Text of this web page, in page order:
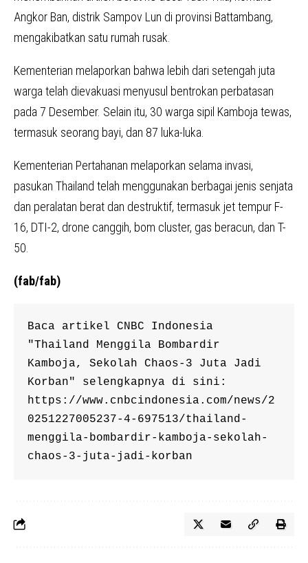
Angkor Ban, distrik Sampov Lun di provinsi Battambang,
mengakibatkan satu rumah rusak.
Kementerian melaporkan bahwa lebih dari setengah juta
warga telah dievakuasi menyusul bentrokan perbatasan
pada 7 Desember. Selain itu, 30 warga sipil Kamboja tewas,
termasuk seorang bayi, dan 87 luka-luka.
Kementerian Pertahanan melaporkan selama invasi,
pasukan Thailand telah menggunakan berbagai jenis senjata
dan peralatan berat dan destruktif, termasuk jet tempur F-
16, DTI-2, drone canggih, bom cluster, gas beracun, dan T-
50.
(fab/fab)
Baca artikel CNBC Indonesia
"Thailand Menggila Bombardir
Kamboja, Sekolah Chaos-3 Juta Jadi
Korban" selengkapnya di sini:
https://www.cnbcindonesia.com/news/2
0251227005237-4-697513/thailand-
menggila-bombardir-kamboja-sekolah-
chaos-3-juta-jadi-korban